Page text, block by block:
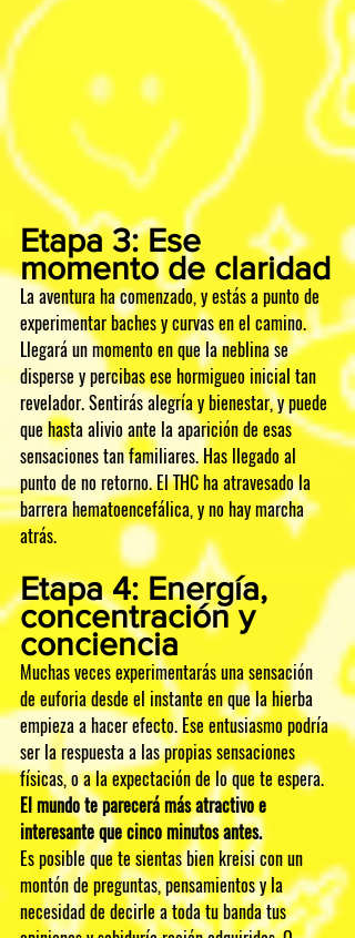
Etapa 3: Ese
momento de claridad
La aventura ha comenzado, y estás a punto de
experimentar baches y curvas en el camino.
Llegará un momento en que la neblina se
disperse y percibas ese hormigueo inicial tan
revelador. Sentirás alegría y bienestar, y puede
que hasta alivio ante la aparición de esas
sensaciones tan familiares. Has llegado al
punto de no retorno. El THC ha atravesado la
barrera hematoencefálica, y no hay marcha
atrás.
Etapa 4: Energía,
concentración y
conciencia
Muchas veces experimentarás una sensación
de euforia desde el instante en que la hierba
empieza a hacer efecto. Ese entusiasmo podría
ser la respuesta a las propias sensaciones
físicas, o a la expectación de lo que te espera.
El mundo te parecerá más atractivo e
interesante que cinco minutos antes.
Es posible que te sientas bien kreisi con un
montón de preguntas, pensamientos y la
necesidad de decirle a toda tu banda tus